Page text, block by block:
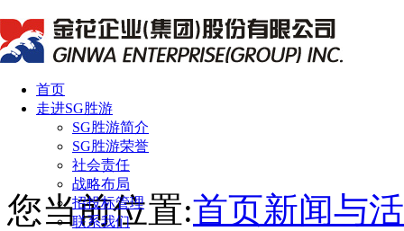
首页
走进SG胜游
SG胜游简介
SG胜游荣誉
社会责任
战略布局
招投标管理
联系我们
您当前位置:首页新闻与